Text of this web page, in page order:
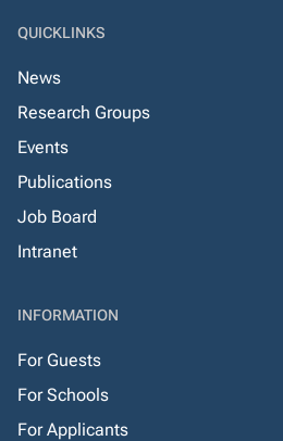
QUICKLINKS
News
Research Groups
Events
Publications
Job Board
Intranet
INFORMATION
For Guests
For Schools
For Applicants